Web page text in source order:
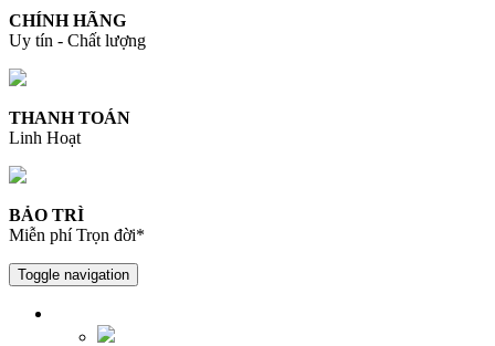
CHÍNH HÃNG
Uy tín - Chất lượng
THANH TOÁN
Linh Hoạt
BẢO TRÌ
Miễn phí Trọn đời*
Toggle navigation